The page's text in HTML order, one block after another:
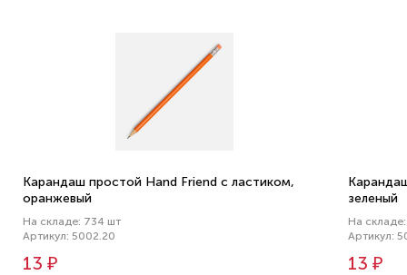
Карандаш простой Hand Friend с ластиком,
оранжевый
На складе: 734 шт
Артикул: 5002.20
13 ₽
зеленый
На
Артикул:
13 ₽